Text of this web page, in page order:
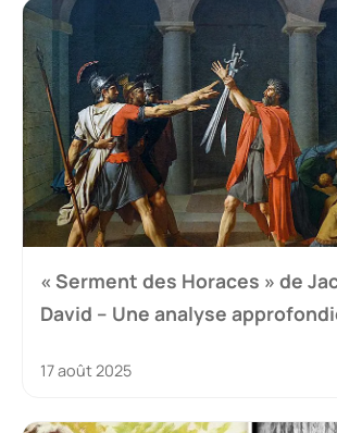
« Serment des Horaces » de
David – Une analyse
17 août 2025